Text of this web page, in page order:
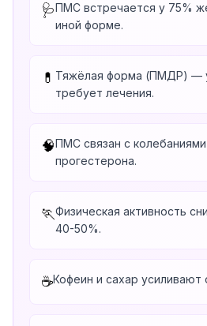
🩺ПМС встречается у 75%
иной форме.
💊 Тяжёлая форма (ПМДР) —
требует лечения.
🧠ПМС связан с
прогестерона.
🏃Физическая активность
40-50%.
☕Кофеин и сахар